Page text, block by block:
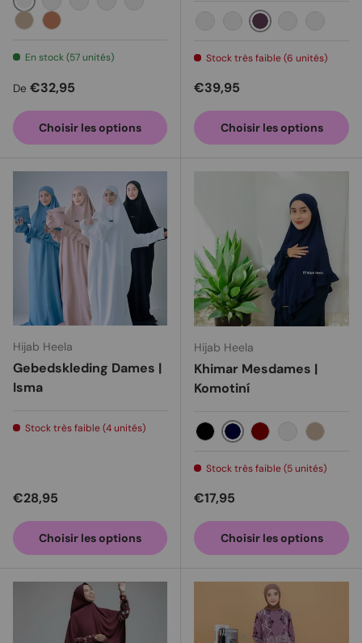
Noir Blanc
En stock (57 unités)
Prix habituel
De €32,95
Choisir les options
Gris clair
BlancAubergine
Stock très faible (6 unités)
Prix habituel
€39,95
Choisir les options
Hijab Heela
Gebedskleding Dames |
Isma
Stock très faible (4 unités)
Prix habituel
€28,95
Choisir les options
Hijab Heela
Khimar Mesdames |
Komotiní
BlackNavy
Stock très faible (5 unités)
Prix habituel
€17,95
Choisir les options